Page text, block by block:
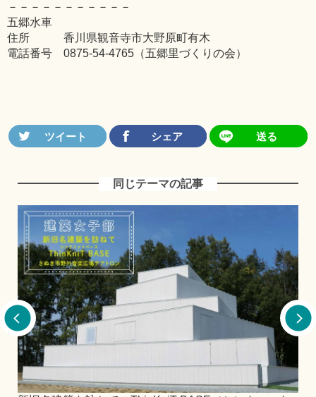
－－－－－－－－－－－
五郷水車
住所 香川県観音寺市大野原町有木
電話番号 0875-54-4765（五郷里づくりの会）
同じテーマの記事